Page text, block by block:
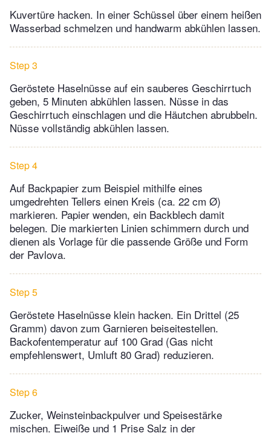
Kuvertüre hacken. In einer Schüssel über einem heißen
Wasserbad schmelzen und handwarm abkühlen lassen.
Step 3
Geröstete Haselnüsse auf ein sauberes Geschirrtuch
geben, 5 Minuten abkühlen lassen. Nüsse in das
Geschirrtuch einschlagen und die Häutchen abrubbeln.
Nüsse vollständig abkühlen lassen.
Step 4
Auf Backpapier zum Beispiel mithilfe eines
umgedrehten Tellers einen Kreis (ca. 22 cm Ø)
markieren. Papier wenden, ein Backblech damit
belegen. Die markierten Linien schimmern durch und
dienen als Vorlage für die passende Größe und Form
der Pavlova.
Step 5
Geröstete Haselnüsse klein hacken. Ein Drittel (25
Gramm) davon zum Garnieren beiseitestellen.
Backofentem­pe­ratur auf 100 Grad (Gas nicht
empfehlenswert, Umluft 80 Grad) reduzieren.
Step 6
Zucker, Weinsteinbackpulver und Speisestärke
mischen. Eiweiße und 1 Prise Salz in der